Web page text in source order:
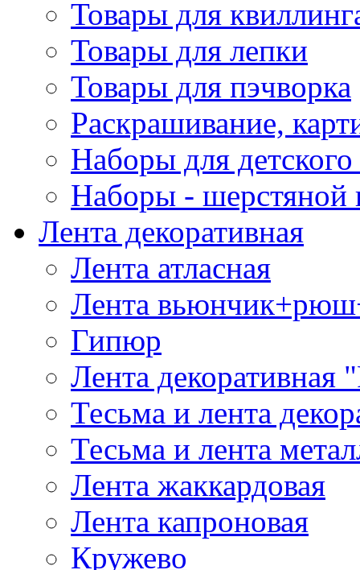
Товары для
Товары для лепки
Товары для пэчворка
Раскрашивание,
Наборы для
Наборы - шерстяной
Лента декоративная
Лента атласная
Лента
Гипюр
Лента декоративная
Тесьма и лента
Тесьма и лента
Лента жаккардовая
Лента капроновая
Кружево